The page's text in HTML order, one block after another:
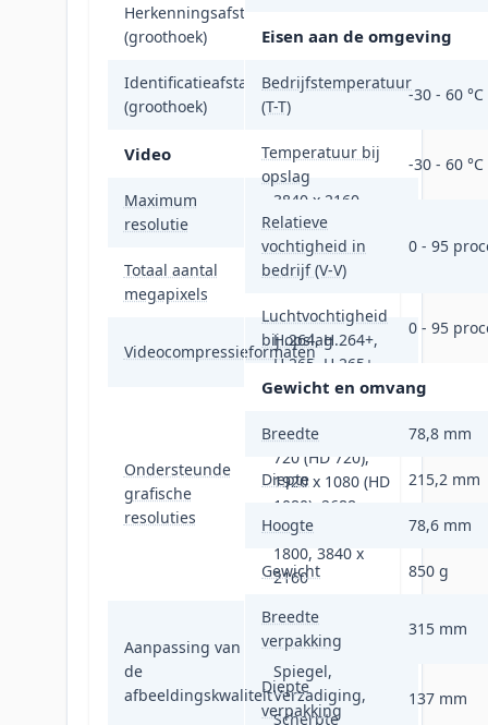
Herkenningsafstand
(groothoek)
Identificatieafstand
(groothoek)
11 m
Video
Maximum
resolutie
3840 x 2160
Pixels
Totaal aantal
megapixels
8 MP
Videocompressieformaten
H.264, H.264+,
H.265, H.265+
Ondersteunde
grafische
resoluties
480 (VGA), 1280 x
720 (HD 720),
1920 x 1080 (HD
1080), 2688 x
1520, 3200 x
1800, 3840 x
2160
Aanpassing van
de
afbeeldingskwaliteit
Helderheid,
Contrast, DNR,
Spiegel,
Verzadiging,
Scherpte
Eisen aan de omgeving
Bedrijfstemperatuur
(T-T)
-30 - 60 °C
Temperatuur bij
opslag
-30 - 60 °C
Relatieve
vochtigheid in
bedrijf (V-V)
0 - 95
Luchtvochtigheid
bij opslag
0 - 95
Gewicht en omvang
Breedte 78,8 mm
Diepte 215,2 mm
Hoogte 78,6 mm
Gewicht 850 g
Breedte
verpakking
315 mm
Diepte
verpakking
137 mm